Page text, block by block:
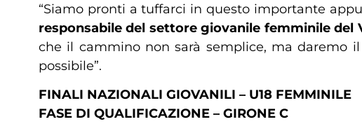
“Siamo pronti a tuffarci in questo importante
responsabile del settore giovanile femminile del
che il cammino non sarà semplice, ma daremo
possibile”.
FINALI NAZIONALI GIOVANILI – U18 FEMMINILE
FASE DI QUALIFICAZIONE – GIRONE C